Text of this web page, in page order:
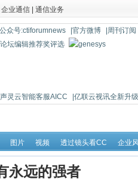
企业通信 通信业务
众号:ctiforumnews |官方微博 |周刊订阅
灵云智能客服AICC
|亿联云视讯全新升
图片 视频 透过镜头看CC 企业
永远的强者